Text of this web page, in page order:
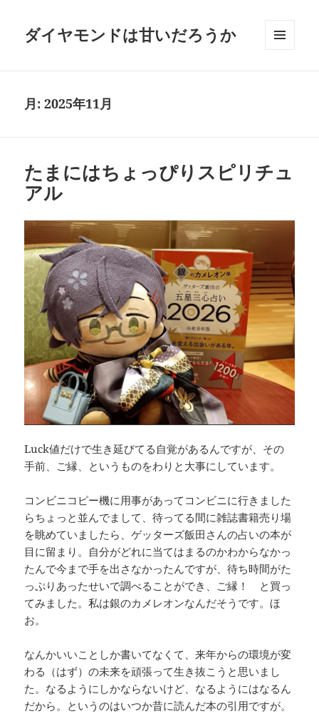
ダイヤモンドは甘いだろうか
月:2025年11月
たまにはちょっぴりスピリチュ
アル
Luck値だけで生き延びてる自覚があるんですが、その
手前、ご縁、というものをわりと大事にしています。
コンビニコピー機に用事があってコンビニに行きました
らちょっと並んでまして、待ってる間に雑誌書籍売り場
を眺めていましたら、ゲッターズ飯田さんの占いの本が
目に留まり。自分がどれに当てはまるのかわからなかっ
たんで今まで手を出さなかったんですが、待ち時間がた
っぷりあったせいで調べることができ、ご縁！ と買っ
てみました。私は銀のカメレオンなんだそうです。ほ
お。
なんかいいことしか書いてなくて、来年からの環境が変
わる（はず）の未来を頑張って生き抜こうと思いまし
た。なるようにしかならないけど、なるようにはなるん
だから。というのはいつか昔に読んだ本の引用ですが。